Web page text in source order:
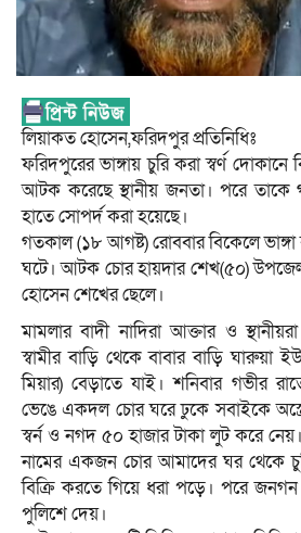
লিয়াকত হোসেন,ফরিদপুর প্রতিনিধিঃ
ফরিদপুরের ভাঙ্গায় চুরি করা স্বর্ণ
আটক করেছে স্থানীয় জনতা। পরে তাকে
হাতে সোপর্দ করা হয়েছে।
গতকাল (১৮ আগষ্ট) রোববার বিকেলে ভাঙ্গা
ঘটে। আটক চোর হায়দার শেখ(৫০)
হোসেন শেখের ছেলে।
মামলার বাদী নাদিরা আক্তার ও
স্বামীর বাড়ি থেকে বাবার বাড়ি ঘারুয়া
মিয়ার) বেড়াতে যাই। শনিবার গভীর
ভেঙে একদল চোর ঘরে ঢুকে সবাইকে
স্বর্ন ও নগদ ৫০ হাজার টাকা লুট করে
নামের একজন চোর আমাদের ঘর থেকে চুরি
বিক্রি করতে গিয়ে ধরা পড়ে। পরে
পুলিশে দেয়।